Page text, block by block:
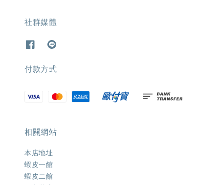
社群媒體
付款方式
相關網站
本店地址
蝦皮一館
蝦皮二館